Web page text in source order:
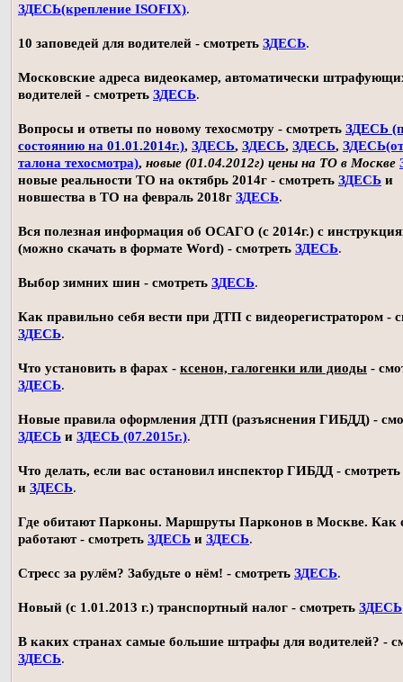
ЗДЕСЬ(крепление ISOFIX).
10 заповедей для водителей - смотреть ЗДЕСЬ.
Московские адреса видеокамер, автоматически
водителей - смотреть ЗДЕСЬ.
Вопросы и ответы по новому техосмотру - смотреть ЗДЕСЬ
состоянию на 01.01.2014г.), ЗДЕСЬ, ЗДЕСЬ, ЗДЕСЬ,
талона техосмотра), новые (01.04.2012г) цены на ТО в Москве
новые реальности ТО на октябрь 2014г - смотреть ЗДЕСЬ и
новшества в ТО на февраль 2018г ЗДЕСЬ.
Вся полезная информация об ОСАГО (с 2014г.) с
(можно скачать в формате Word) - смотреть ЗДЕСЬ.
Выбор зимних шин - смотреть ЗДЕСЬ.
Как правильно себя вести при ДТП с видеорегистратором -
ЗДЕСЬ.
Что установить в фарах - ксенон, галогенки или диоды -
ЗДЕСЬ.
Новые правила оформления ДТП (разъяснения ГИБДД) -
ЗДЕСЬ и ЗДЕСЬ (07.2015г.).
Что делать, если вас остановил инспектор ГИБДД - смотреть
и ЗДЕСЬ.
Где обитают Парконы. Маршруты Парконов в Москве. Как
работают - смотреть ЗДЕСЬ и ЗДЕСЬ.
Стресс за рулём? Забудьте о нём! - смотреть ЗДЕСЬ.
Новый (с 1.01.2013 г.) транспортный налог - смотреть ЗДЕСЬ
В каких странах самые большие штрафы для водителей? -
ЗДЕСЬ.